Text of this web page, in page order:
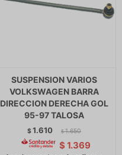
SUSPENSION VARIOS
VOLKSWAGEN BARRA
DIRECCION DERECHA GOL
95-97 TALOSA
$1.610 $ 1.650
$ 1.369